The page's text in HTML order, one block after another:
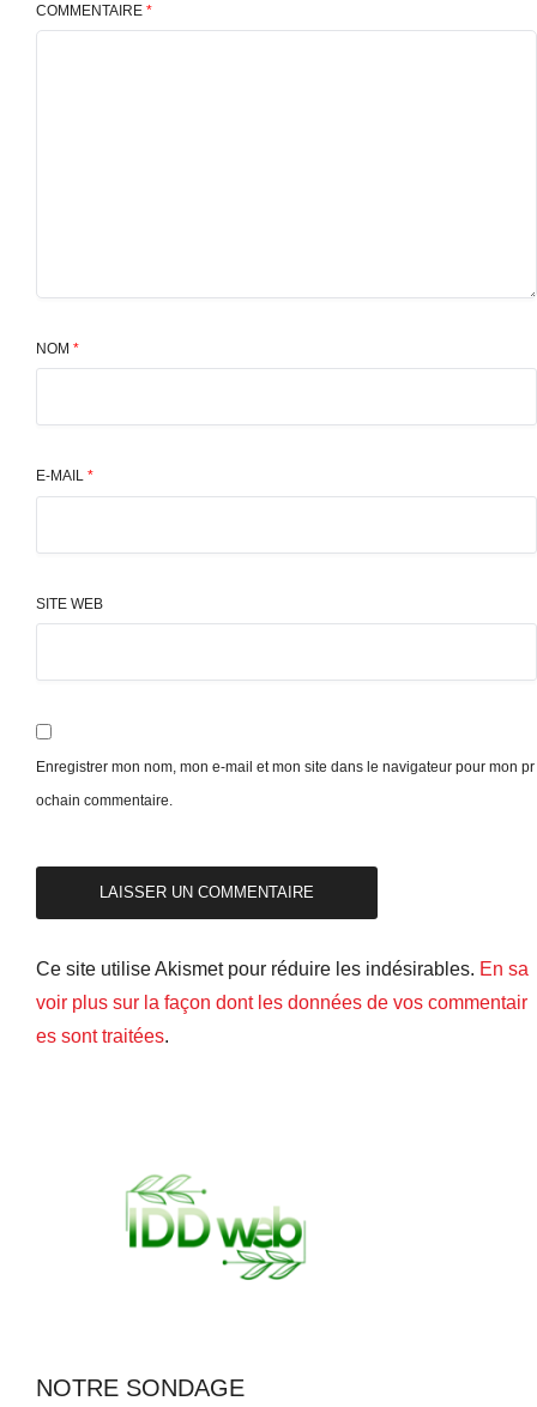
COMMENTAIRE *
NOM *
E-MAIL *
SITE WEB
Enregistrer mon nom, mon e-mail et mon site dans le navigateur pour mon pr
ochain commentaire.
Ce site utilise Akismet pour réduire les indésirables. En sa
voir plus sur la façon dont les données de vos commentair
es sont traitées.
NOTRE SONDAGE